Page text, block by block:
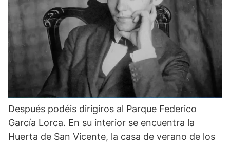
Después podéis dirigiros al Parque Federico
García Lorca. En su interior se encuentra la
Huerta de San Vicente, la casa de verano de los